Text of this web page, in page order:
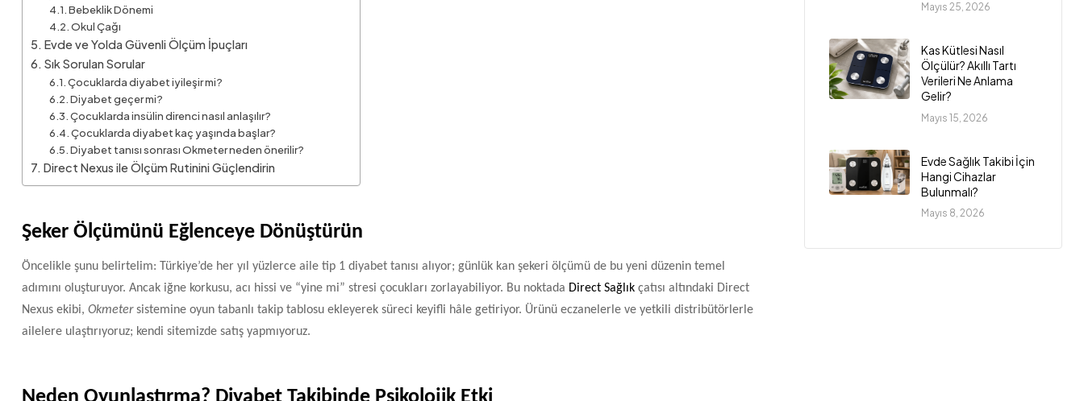
Bebeklik Dönemi
Okul Çağı
Evde ve Yolda Güvenli Ölçüm İpuçları
Sık Sorulan Sorular
Çocuklarda diyabet iyileşir mi?
Diyabet geçer mi?
Çocuklarda insülin direnci nasıl anlaşılır?
Çocuklarda diyabet kaç yaşında başlar?
Diyabet tanısı sonrası Okmeter neden önerilir?
Direct Nexus ile Ölçüm Rutinini Güçlendirin
Şeker Ölçümünü Eğlenceye Dönüştürün
Öncelikle şunu belirtelim: Türkiye’de her yıl yüzlerce aile tip 1 diyabet tanısı alıyor; günlük kan şekeri ölçümü de bu yeni düzenin temel
adımını oluşturuyor. Ancak iğne korkusu, acı hissi ve “yine mi” stresi çocukları zorlayabiliyor. Bu noktada Direct Sağlık çatısı altındaki Direct
Nexus ekibi, Okmetersistemine oyun tabanlı takip tablosu ekleyerek süreci keyifli hâle getiriyor. Ürünü eczanelerle ve yetkili distribütörlerle
ailelere ulaştırıyoruz; kendi sitemizde satış yapmıyoruz.
Mayıs 25, 2026
Kas Kütlesi Nasıl
Ölçülür? Akıllı Tartı
Verileri Ne Anlama
Gelir?
Mayıs 15, 2026
Evde Sağlık Takibi İçin
Hangi Cihazlar
Bulunmalı?
Mayıs 8, 2026